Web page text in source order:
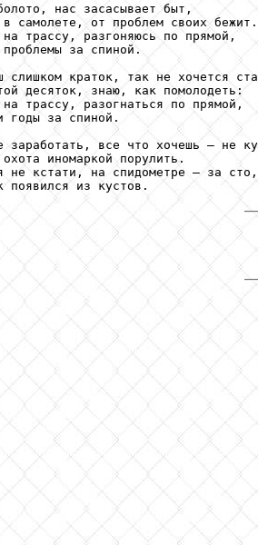
нас засасывает быт,
самолете, от проблем своих бежит.
трассу, разгоняюсь по прямой,
за спиной.
слишком краток, так не хочется
десяток, знаю, как помолодеть:
трассу, разогнаться по прямой,
годы за спиной.
заработать, все что хочешь – не
иномаркой порулить.
не кстати, на спидометре – за сто,